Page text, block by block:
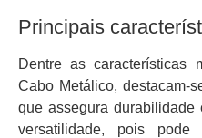
Principais
Dentre as características
Cabo Metálico, destacam-
que assegura
versatilidade, pois